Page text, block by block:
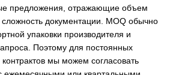
предложения, отражающие объем
сложность документации. MOQ обычно
упаковки производителя и
Поэтому для постоянных
мы можем согласовать